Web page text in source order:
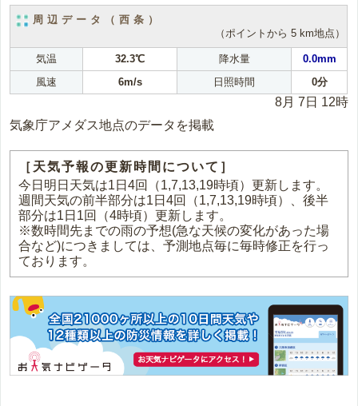
周辺データ（西条）
（ポイントから 5 km地点）
気温 32.3℃ 降水量
0.0mm
風速
6m/s 日照時間 0分
8月 7日 12時
気象庁アメダス地点のデータを掲載
［天気予報の更新時間について］
今日明日天気は1日4回（1,7,13,19時頃）更新します。
週間天気の前半部分は1日4回（1,7,13,19時頃）、後半
部分は1日1回（4時頃）更新します。
※数時間先までの雨の予想(急な天候の変化があった場
合など)につきましては、予測地点毎に毎時修正を行っ
ております。